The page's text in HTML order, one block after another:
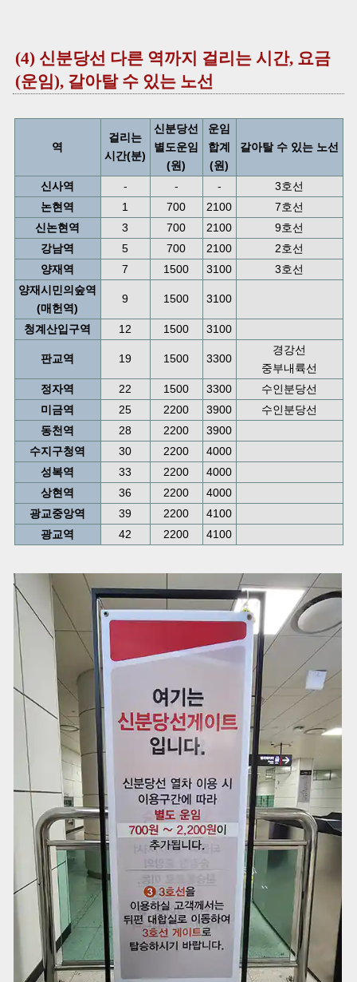
(4) 신분당선 다른 역까지 걸리는 시간, 요금
(운임), 갈아탈 수 있는 노선
역
걸리는
시간(분)
신분당선
별도운임
(원)
운임
합계
(원)
갈아탈 수 있는 노선
신사역 - - -
3호선
논현역
1 700 2100
7호선
신논현역
3 700 2100
9호선
강남역
5 700 2100
2호선
양재역
7 1500 3100
3호선
양재시민의숲역
(매헌역)
9 1500 3100
청계산입구역 12 1500 3100
판교역 19 1500 3300
경강선
중부내륙선
정자역
22 1500 3300
수인분당선
미금역
25 2200 3900
수인분당선
동천역
28 2200
3900
수지구청역
30 2200
4000
성복역
33 2200
4000
상현역
36 2200
4000
광교중앙역
39 2200
4100
광교역
42 2200 4100